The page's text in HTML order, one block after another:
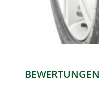
BEWERTUNGEN